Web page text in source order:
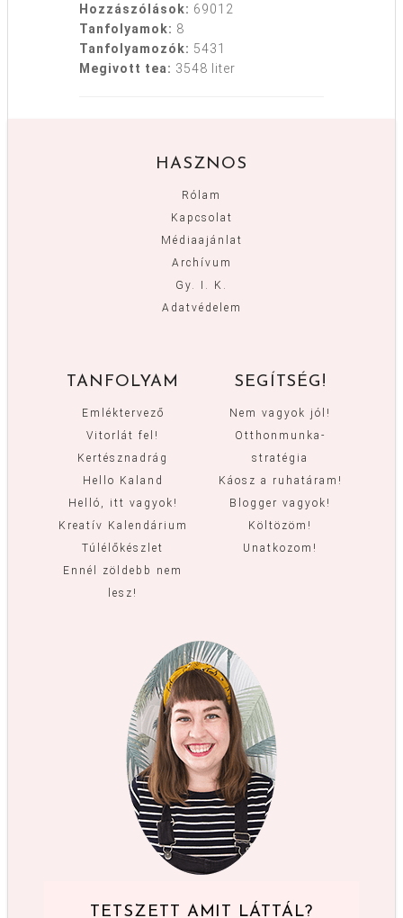
Hozzászólások: 69012
Tanfolyamok: 8
Tanfolyamozók: 5431
Megivott tea: 3548 liter
HASZNOS
Rólam
Kapcsolat
Médiaajánlat
Archívum
Gy. I. K.
Adatvédelem
TANFOLYAM
Emléktervező
Vitorlát fel!
Kertésznadrág
Hello Kaland
Helló, itt vagyok!
Kreatív Kalendárium
Túlélőkészlet
Ennél zöldebb nem
lesz!
SEGÍTSÉG!
Nem vagyok jól!
Otthonmunka-
stratégia
Káosz a ruhatáram!
Blogger vagyok!
Költözöm!
Unatkozom!
TETSZETT AMIT LÁTTÁL?